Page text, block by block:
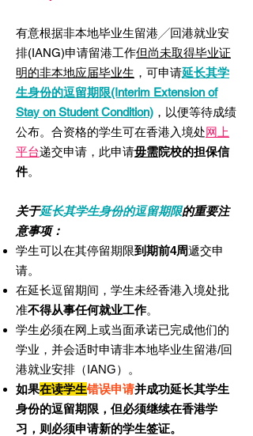
​有意根据非本地毕业生留港╱回港就业安
排(IANG)申请留港工作但尚未取得毕业证
明的非本地应届毕业生 ，可申请延长其学
生身份的逗留期限(Interim Extension of
Stay on Student Condition) ，以便等待成绩
公布。 合资格的学生可在香港入境处网上
平台递交申请 ，此申请毋需院校的担保信
件。
关于延长其学生身份的逗留期限的重要注
意事项：
学生可以在其停留期限到期前4周遞交申
请。
在延长逗留期间 ， 学生未经香港入境处批
准不得从事任何就业工作。
学生必须在网上或当面承诺已完成他们的
学业 ， 并会适时申请非本地毕业生留港/回
港就业安排（IANG）
。
如果在读学生错误申请并成功延长其学生
身份的逗留期限，但必须继续在香港学
习，则必须申请新的学生签证。